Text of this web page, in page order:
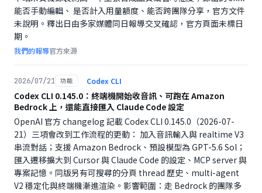
能否手動編輯、 是否計入用量額度、能否跨團隊分享，官方文件
未說明。釋出日由多家媒體同日報導交叉確認，官方頁面未標日
期。
我們的報導官方來源
2026/07/21 功能 Codex CLI
Codex CLI 0.145.0：終端機開始收音訊、可跑在 Amazon
Bedrock 上，還能直接匯入 Claude Code 設定
OpenAI 官方 changelog 記載 Codex CLI 0.145.0（2026-07-
21）三項會改到工作流程的更動： 加入音訊輸入與 realtime V3
串流對話；支援 Amazon Bedrock、預設模型為 GPT-5.6 Sol；
匯入遷移擴大到 Cursor 與 Claude Code 的設定、MCP server 與
專案記憶。同版另有可搜尋的分頁 thread 歷史、multi-agent
V2 穩定化與終端機漸進渲染。影響範圍：走 Bedrock 的團隊多